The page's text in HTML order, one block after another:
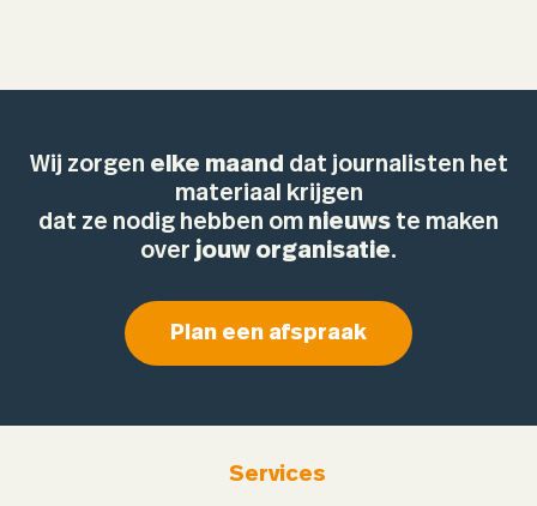
Wij zorgen elke maand dat journalisten het
materiaal krijgen
dat ze nodig hebben om nieuws te maken
over jouw organisatie.
Plan een afspraak
Services